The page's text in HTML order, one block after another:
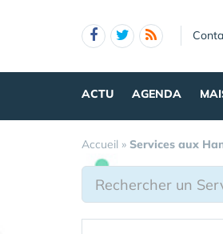
ACTU AGENDA
Accueil » Services aux